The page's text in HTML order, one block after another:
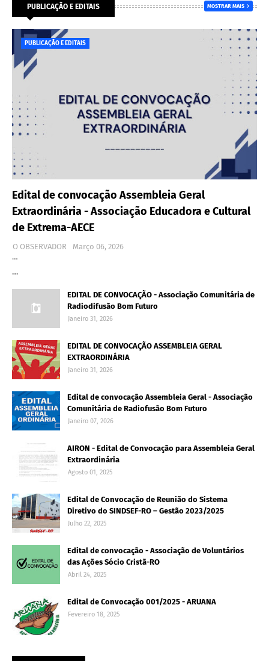
PUBLICAÇÃO E EDITAIS MOSTRAR MAIS
PUBLICAÇÃO E EDITAIS
Edital de convocação Assembleia Geral
Extraordinária - Associação Educadora e Cultural
de Extrema-AECE
O OBSERVADOR
Março 06, 2026
…
…
EDITAL DE CONVOCAÇÃO - Associação Comunitária de
Radiodifusão Bom Futuro
Janeiro 31, 2026
EDITAL DE CONVOCAÇÃO ASSEMBLEIA GERAL
EXTRAORDINÁRIA
Janeiro 31, 2026
Edital de convocação Assembleia Geral - Associação
Comunitária de Radiofusão Bom Futuro
Janeiro 07, 2026
AIRON - Edital de Convocação para Assembleia Geral
Extraordinária
Agosto 01, 2025
Edital de Convocação de Reunião do Sistema
Diretivo do SINDSEF-RO – Gestão 2023/2025
Julho 22, 2025
Edital de convocação - Associação de Voluntários
das Ações Sócio Cristã-RO
Abril 24, 2025
Edital de Convocação 001/2025 - ARUANA
Fevereiro 18, 2025